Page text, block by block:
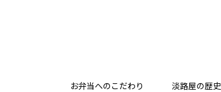
お弁当へのこだわり 淡路屋の歴史